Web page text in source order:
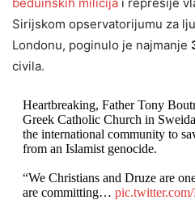
Sirijskom opservatorijumu za
Londonu, poginulo je najmanje
civila.
Heartbreaking, Father Tony
Greek Catholic Church in
the international community to
from an Islamist genocide.
“We Christians and Druze are
are committing…